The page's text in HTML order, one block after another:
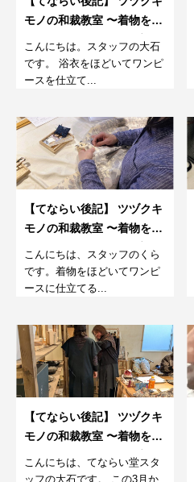
モノの和裁教室 〜着物をほ
どいてワンピースを仕立て
るワークショップ～1回目
こんにちは。スタッフの大石
です。 浴衣をほどいてワンピ
ースを仕立て...
【てならい後記】 ツヅクキ
モノの和裁教室 〜着物をほ
どいてワンピースを仕立て
るワークショップ～③
こんにちは、スタッフのくら
です。着物をほどいてワンピ
ースに仕立てる...
【てならい後記】 ツヅクキ
モノの和裁教室 〜着物をほ
どいてワンピースを仕立て
るワークショップ～①
こんにちは、てならい堂スタ
ッフの大石です。 この3月か